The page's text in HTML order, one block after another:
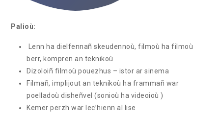
Palioù:
Lenn ha dielfennañ skeudennoù, filmoù ha filmoù
berr, kompren an teknikoù
Dizoloiñ filmoù pouezhus – istor ar sinema
Filmañ, implijout an teknikoù ha frammañ war
poelladoù disheñvel (sonioù ha videoioù )
Kemer perzh war lec’hienn al lise